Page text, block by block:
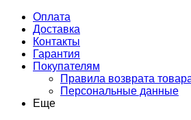
Оплата
Доставка
Контакты
Гарантия
Покупателям
Правила возврата
Персональные данные
Еще